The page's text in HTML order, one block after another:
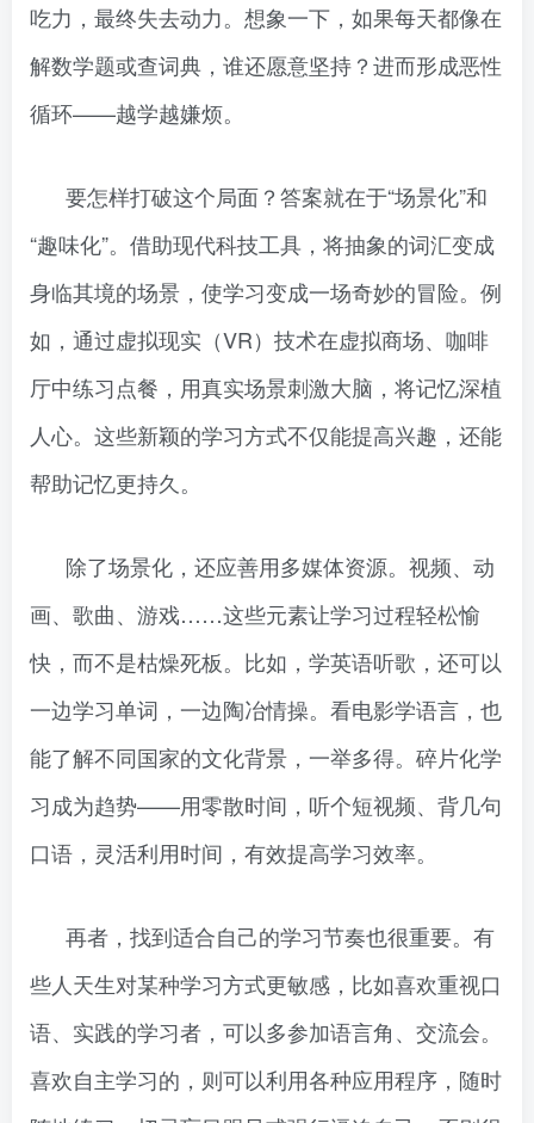
吃力，最终失去动力。想象一下，如果每天都像在
解数学题或查词典，谁还愿意坚持？进而形成恶性
循环——越学越嫌烦。
要怎样打破这个局面？答案就在于“场景化”和
“趣味化”。借助现代科技工具，将抽象的词汇变成
身临其境的场景，使学习变成一场奇妙的冒险。例
如，通过虚拟现实（VR）技术在虚拟商场、咖啡
厅中练习点餐，用真实场景刺激大脑，将记忆深植
人心。这些新颖的学习方式不仅能提高兴趣，还能
帮助记忆更持久。
除了场景化，还应善用多媒体资源。视频、动
画、歌曲、游戏……这些元素让学习过程轻松愉
快，而不是枯燥死板。比如，学英语听歌，还可以
一边学习单词，一边陶冶情操。看电影学语言，也
能了解不同国家的文化背景，一举多得。碎片化学
习成为趋势——用零散时间，听个短视频、背几句
口语，灵活利用时间，有效提高学习效率。
再者，找到适合自己的学习节奏也很重要。有
些人天生对某种学习方式更敏感，比如喜欢重视口
语、实践的学习者，可以多参加语言角、交流会。
喜欢自主学习的，则可以利用各种应用程序，随时